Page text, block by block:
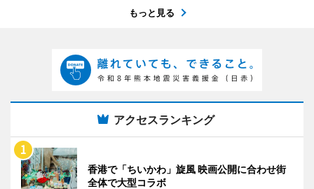
もっと見る
アクセスランキング
香港で「ちいかわ」旋風 映画公開に合わせ街
全体で大型コラボ